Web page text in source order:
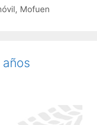
, Mofuen